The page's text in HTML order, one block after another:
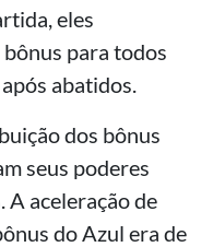
eles
para todos
abatidos.
dos bônus
seus poderes
A aceleração de
do Azul era de